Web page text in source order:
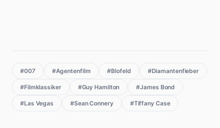
#007 #Agentenfilm #Blofeld #Diamantenfieber
#Filmklassiker #Guy Hamilton #James Bond
#Las Vegas #Sean Connery #Tiffany Case